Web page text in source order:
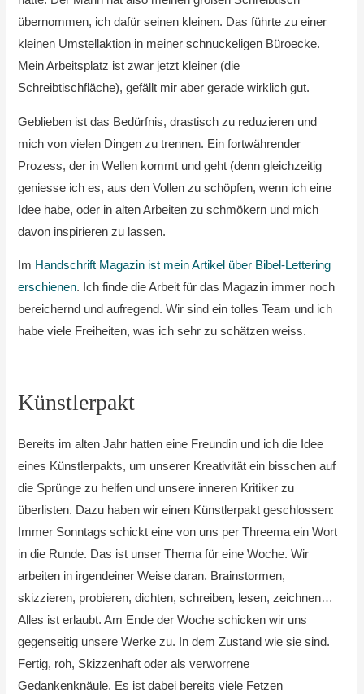
übernommen, ich dafür seinen kleinen. Das führte zu einer
kleinen Umstellaktion in meiner schnuckeligen Büroecke.
Mein Arbeitsplatz ist zwar jetzt kleiner (die
Schreibtischfläche), gefällt mir aber gerade wirklich gut.
Geblieben ist das Bedürfnis, drastisch zu reduzieren und
mich von vielen Dingen zu trennen. Ein fortwährender
Prozess, der in Wellen kommt und geht (denn gleichzeitig
geniesse ich es, aus den Vollen zu schöpfen, wenn ich eine
Idee habe, oder in alten Arbeiten zu schmökern und mich
davon inspirieren zu lassen.
Im Handschrift Magazin ist mein Artikel über Bibel-Lettering
erschienen. Ich finde die Arbeit für das Magazin immer noch
bereichernd und aufregend. Wir sind ein tolles Team und ich
habe viele Freiheiten, was ich sehr zu schätzen weiss.
Künstlerpakt
Bereits im alten Jahr hatten eine Freundin und ich die Idee
eines Künstlerpakts, um unserer Kreativität ein bisschen auf
die Sprünge zu helfen und unsere inneren Kritiker zu
überlisten. Dazu haben wir einen Künstlerpakt geschlossen:
Immer Sonntags schickt eine von uns per Threema ein Wort
in die Runde. Das ist unser Thema für eine Woche. Wir
arbeiten in irgendeiner Weise daran. Brainstormen,
skizzieren, probieren, dichten, schreiben, lesen, zeichnen…
Alles ist erlaubt. Am Ende der Woche schicken wir uns
gegenseitig unsere Werke zu. In dem Zustand wie sie sind.
Fertig, roh, Skizzenhaft oder als verworrene
Gedankenknäule. Es ist dabei bereits viele Fetzen